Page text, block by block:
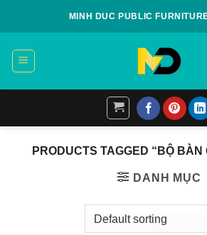
MINH DUC PUBLIC
PRODUCTS TAGGED “BỘ BÀN
DANH MỤC